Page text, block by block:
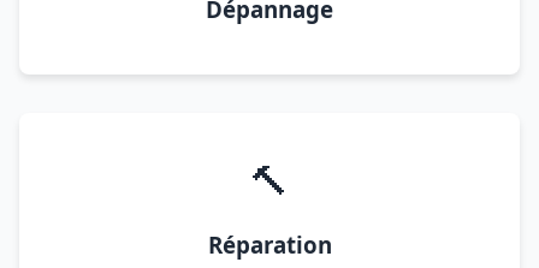
Dépannage
🔨
Réparation